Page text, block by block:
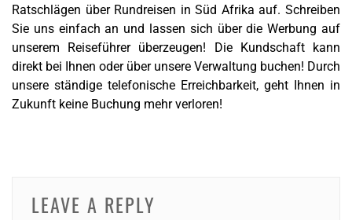
Ratschlägen über Rundreisen in Süd Afrika auf. Schreiben
Sie uns einfach an und lassen sich über die Werbung auf
unserem Reiseführer überzeugen! Die Kundschaft kann
direkt bei Ihnen oder über unsere Verwaltung buchen! Durch
unsere ständige telefonische Erreichbarkeit, geht Ihnen in
Zukunft keine Buchung mehr verloren!
LEAVE A REPLY